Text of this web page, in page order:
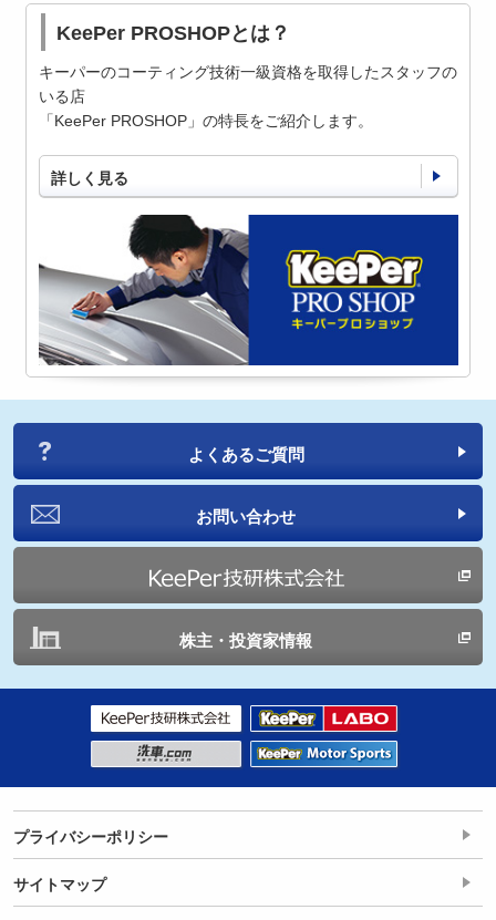
KeePer PROSHOPとは？
キーパーのコーティング技術一級資格を取得したスタッフの
いる店
「KeePer PROSHOP」の特長をご紹介します。
詳しく見る
よくあるご質問
お問い合わせ
株主・投資家情報
プライバシーポリシー
サイトマップ